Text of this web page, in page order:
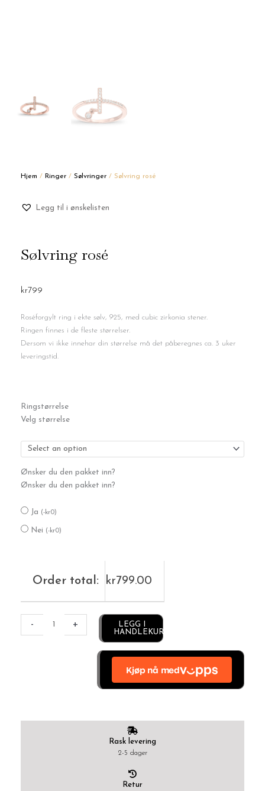
Hjem / Ringer / Sølvringer / Sølvring rosé
Legg til i ønskelisten
Sølvring rosé
kr799
Roséforgylt ring i ekte sølv, 925, med cubic zirkonia stener.
Ringen finnes i de fleste størrelser.
Dersom vi ikke innehar din størrelse må det påberegnes ca. 3 uker
leveringstid.
Ringstørrelse
Velg størrelse
Ønsker du den pakket inn?
Ønsker du den pakket inn?
Ja (-kr0)
Nei (-kr0)
Order total: kr799.00
-
rosé
antall
+
LEGG I
HANDLEKURV
Rask levering
2-5 dager
Retur